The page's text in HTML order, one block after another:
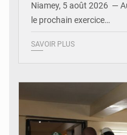
Niamey, 5 août 2026 —
le prochain exercice…
SAVOIR PLUS